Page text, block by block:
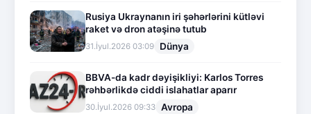
Rusiya Ukraynanın iri şəhərlərini kütləvi
raket və dron atəşinə tutub
31.İyul.2026 03:09 Dünya
BBVA-da kadr dəyişikliyi: Karlos Torres
rəhbərlikdə ciddi islahatlar aparır
30.İyul.2026 09:33 Avropa